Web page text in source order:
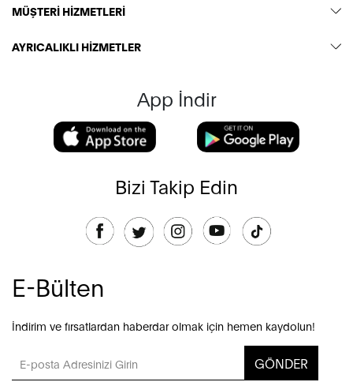
MÜŞTERİ HİZMETLERİ
AYRICALIKLI HİZMETLER
App İndir
Bizi Takip Edin
E-Bülten
İndirim ve fırsatlardan haberdar olmak için hemen kaydolun!
GÖNDER